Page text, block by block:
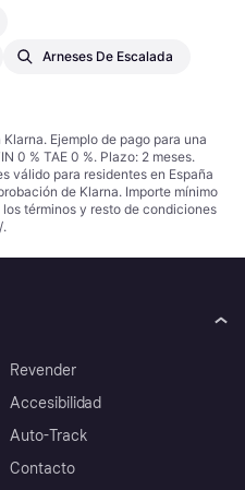
Arneses De Escalada
Ejemplo de pago para una
0 % TAE 0 %. Plazo: 2 meses.
válido para residentes en España
de Klarna. Importe mínimo
términos y resto de condiciones
.
Revender
Accesibilidad
Auto-Track
Contacto